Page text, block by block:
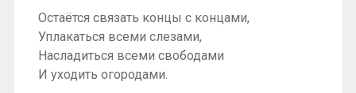
Остаётся связать концы с концами,
Уплакаться всеми слезами,
Насладиться всеми свободами
И уходить огородами.